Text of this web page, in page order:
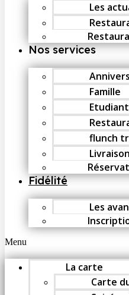
Les
Nos services
Famille
flunch
Livraison
Fidélité
Les
Menu
La carte
Carte